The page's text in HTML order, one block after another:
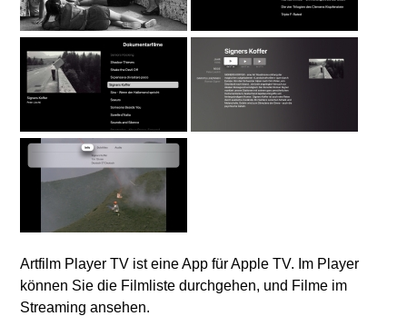
Artfilm Player TV ist eine App für Apple TV. Im Player
können Sie die Filmliste durchgehen, und Filme im
Streaming ansehen.